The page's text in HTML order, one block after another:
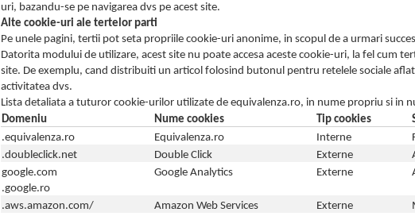
uri, bazandu-se pe navigarea dvs pe acest site.
Alte cookie-uri ale tertelor parti
Pe unele pagini, tertii pot seta propriile cookie-uri anonime, in scopul de a urmari
Datorita modului de utilizare, acest site nu poate accesa aceste cookie-uri, la fel cum
site. De exemplu, cand distribuiti un articol folosind butonul pentru retelele sociale
activitatea dvs.
Lista detaliata a tuturor cookie-urilor utilizate de equivalenza.ro, in nume propriu si in
Domeniu
Nume cookies Tip cookies
.equivalenza.ro
Equivalenza.ro Interne
.doubleclick.net
Double Click Externe
google.com
.google.ro
Google Analytics Externe
.aws.amazon.com/ Amazon Web Services Externe